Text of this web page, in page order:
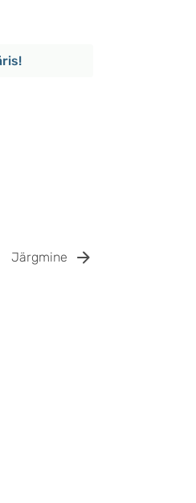
Järgmine